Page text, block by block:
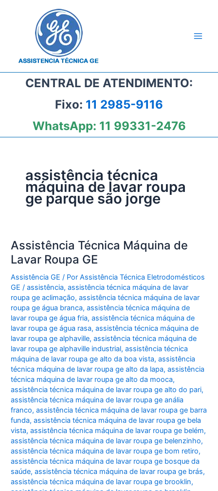
CENTRAL DE ATENDIMENTO:
Fixo: 11 2985-9116
WhatsApp: 11 99331-2476
assistência técnica
máquina de lavar roupa
ge parque são jorge
Assistência Técnica Máquina de
Lavar Roupa GE
Assistência GE / PorAssistência Técnica Eletrodomésticos
GE/assistência,assistência técnica máquina de lavar
roupa ge aclimação,assistência técnica máquina de lavar
roupa ge água branca,assistência técnica máquina de
lavar roupa ge água fria,assistência técnica máquina de
lavar roupa ge água rasa,assistência técnica máquina de
lavar roupa ge alphaville,assistência técnica máquina de
lavar roupa ge alphaville industrial,assistência técnica
máquina de lavar roupa ge alto da boa vista,assistência
técnica máquina de lavar roupa ge alto da lapa,assistência
técnica máquina de lavar roupa ge alto da mooca,
assistência técnica máquina de lavar roupa ge alto do pari,
assistência técnica máquina de lavar roupa ge anália
franco,assistência técnica máquina de lavar roupa ge barra
funda,assistência técnica máquina de lavar roupa ge bela
vista,assistência técnica máquina de lavar roupa ge belém,
assistência técnica máquina de lavar roupa ge belenzinho,
assistência técnica máquina de lavar roupa ge bom retiro,
assistência técnica máquina de lavar roupa ge bosque da
saúde,assistência técnica máquina de lavar roupa ge brás,
assistência técnica máquina de lavar roupa ge brooklin,